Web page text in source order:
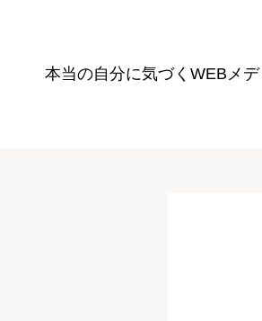
本当の自分に気づく WEBメ